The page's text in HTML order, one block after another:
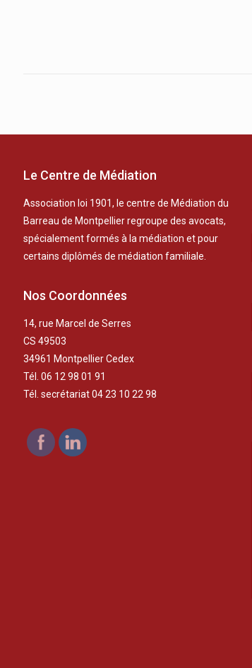
Le Centre de Médiation
Association loi 1901, le centre de Médiation du
Barreau de Montpellier regroupe des avocats,
spécialement formés à la médiation et pour
certains diplômés de médiation familiale.
Nos Coordonnées
14, rue Marcel de Serres
CS 49503
34961 Montpellier Cedex
Tél. 06 12 98 01 91
Tél. secrétariat 04 23 10 22 98